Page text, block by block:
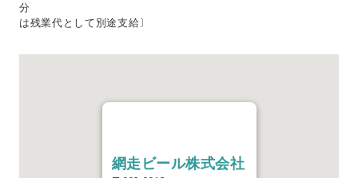
分
は残業代として別途支給〕
網走ビール株式会社